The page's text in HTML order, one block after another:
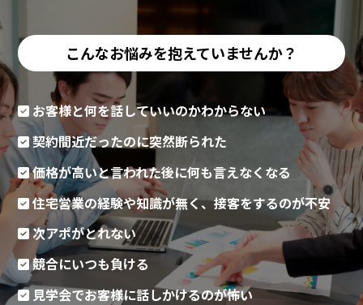
こんなお悩みを抱えていませんか？
お客様と何を話していいのかわからない
契約間近だったのに突然断られた
価格が高いと言われた後に何も言えなくなる
住宅営業の経験や知識が無く、接客をするのが不安
次アポがとれない
競合にいつも負ける
見学会でお客様に話しかけるのが怖い